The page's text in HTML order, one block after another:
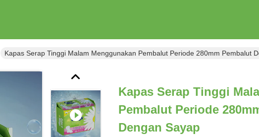
Kapas Serap Tinggi Malam Menggunakan Pembalut Periode 280mm Pembalut
Kapas Serap Tinggi
Pembalut Periode
Dengan Sayap